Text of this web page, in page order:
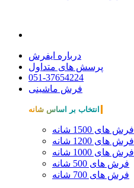
درباره ایفرش
پرسش های متداول
051-37654224
فرش ماشینی
انتخاب بر اساس شانه
فرش های 1500 شانه
فرش های 1200 شانه
فرش های 1000 شانه
فرش های 500 شانه
فرش های 700 شانه